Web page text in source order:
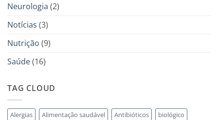
Neurologia (2)
Notícias (3)
Nutrição (9)
Saúde(16)
TAG CLOUD
Alergias Alimentação saudável Antibióticos biológico